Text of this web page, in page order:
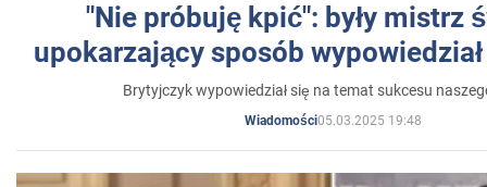
"Nie próbuję kpić": były mistrz
upokarzający sposób
Brytyjczyk wypowiedział się na temat sukcesu
Wiadomości05.03.2025 19:48